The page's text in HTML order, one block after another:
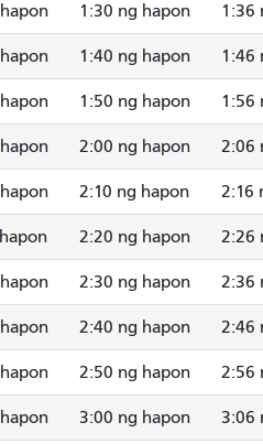
1:30 ng hapon 1:36
1:40 ng hapon 1:46
1:50 ng hapon 1:56
2:00 ng hapon 2:06
2:10 ng hapon 2:16
2:20 ng hapon 2:26
2:30 ng hapon 2:36
2:40 ng hapon 2:46
2:50 ng hapon 2:56
3:00 ng hapon 3:06